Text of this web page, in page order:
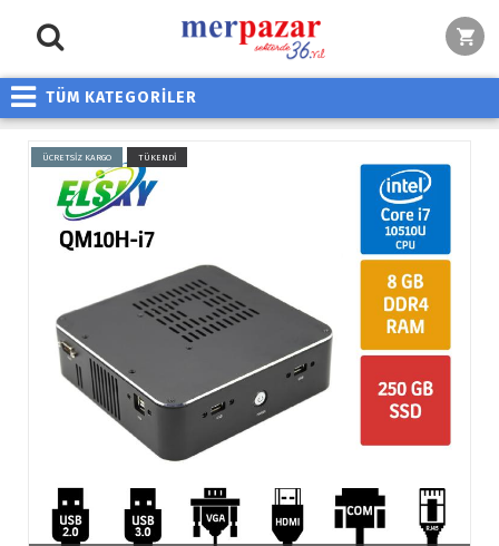
TÜM KATEGORİLER
ÜCRETSİZ KARGO TÜKENDİ